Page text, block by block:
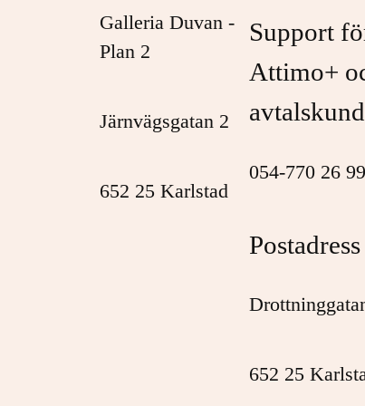
Galleria Duvan -
Plan 2
Järnvägsgatan 2
652 25 Karlstad
Support
Attimo+
054-770 26 99
Postadress
652 25